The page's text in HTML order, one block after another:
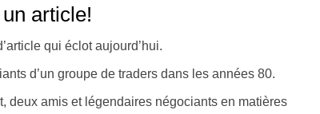
article!
qui éclot aujourd’hui.
d’un groupe de traders dans les années 80.
deux amis et légendaires négociants en matières